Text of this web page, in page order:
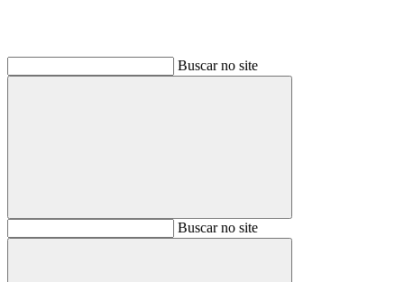
Buscar no site
BuscarBuscar no site